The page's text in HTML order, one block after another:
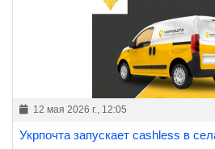
12 мая 2026 г., 12:05
Укрпочта запускает cashless в